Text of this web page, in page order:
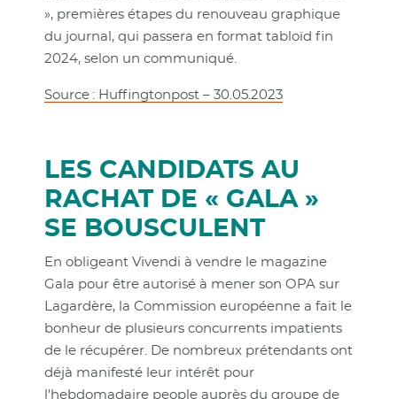
», premières étapes du renouveau graphique
du journal, qui passera en format tabloïd fin
2024, selon un communiqué.
Source : Huffingtonpost – 30.05.2023
LES CANDIDATS AU
RACHAT DE « GALA »
SE BOUSCULENT
En obligeant Vivendi à vendre le magazine
Gala pour être autorisé à mener son OPA sur
Lagardère, la Commission européenne a fait le
bonheur de plusieurs concurrents impatients
de le récupérer. De nombreux prétendants ont
déjà manifesté leur intérêt pour
l'hebdomadaire people auprès du groupe de